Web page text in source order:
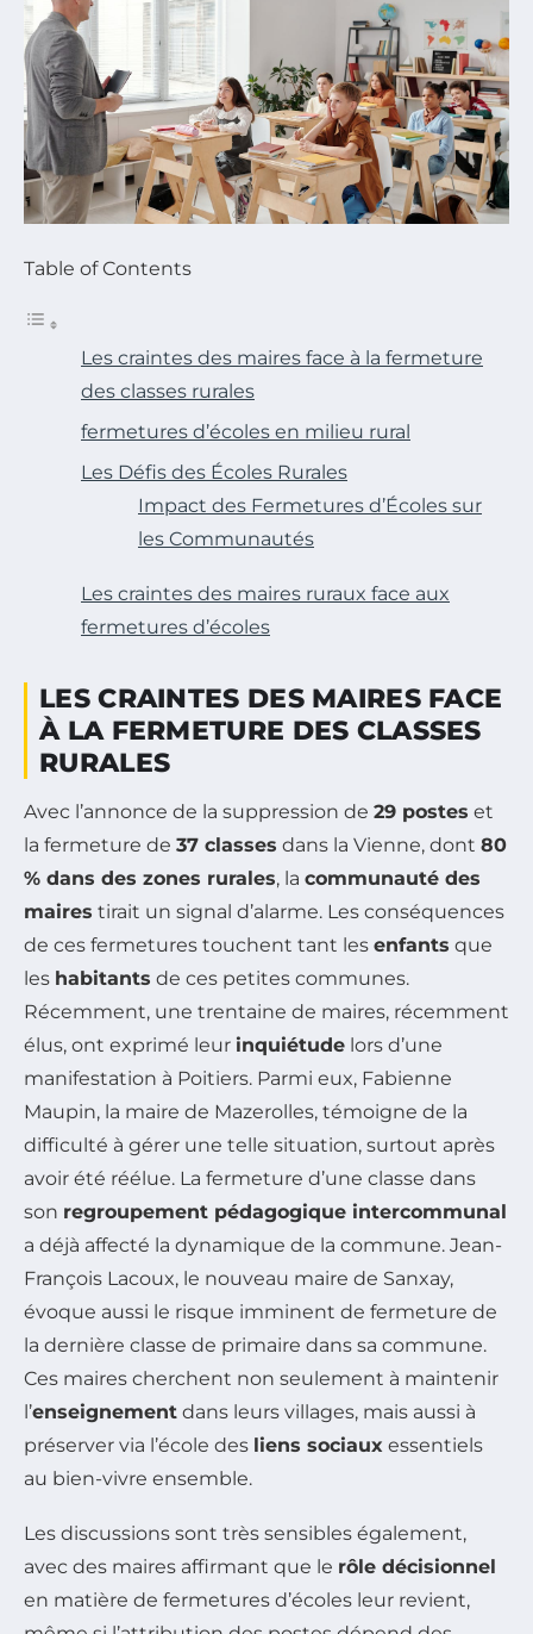
Table of Contents
Les craintes des maires face à la fermeture
des classes rurales
fermetures d’écoles en milieu rural
Les Défis des Écoles Rurales
Impact des Fermetures d’Écoles sur
les Communautés
Les craintes des maires ruraux face aux
fermetures d’écoles
LES CRAINTES DES MAIRES FACE
À LA FERMETURE DES CLASSES
RURALES
Avec l’annonce de la suppression de 29 postes et
la fermeture de 37 classes dans la Vienne, dont 80
% dans des zones rurales, la communauté des
maires tirait un signal d’alarme. Les conséquences
de ces fermetures touchent tant les enfants que
les habitants de ces petites communes.
Récemment, une trentaine de maires, récemment
élus, ont exprimé leur inquiétude lors d’une
manifestation à Poitiers. Parmi eux, Fabienne
Maupin, la maire de Mazerolles, témoigne de la
difficulté à gérer une telle situation, surtout après
avoir été réélue. La fermeture d’une classe dans
son regroupement pédagogique intercommunal
a déjà affecté la dynamique de la commune. Jean-
François Lacoux, le nouveau maire de Sanxay,
évoque aussi le risque imminent de fermeture de
la dernière classe de primaire dans sa commune.
Ces maires cherchent non seulement à maintenir
l’enseignement dans leurs villages, mais aussi à
préserver via l’école des liens sociaux essentiels
au bien-vivre ensemble.
Les discussions sont très sensibles également,
avec des maires affirmant que le rôle décisionnel
en matière de fermetures d’écoles leur revient,